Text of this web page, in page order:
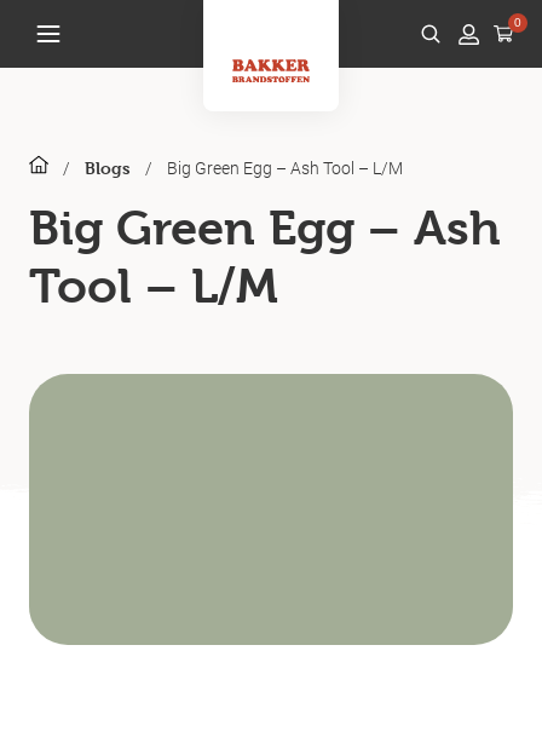
0
/ Blogs / Big Green Egg – Ash Tool – L/M
Big Green Egg – Ash
Tool – L/M